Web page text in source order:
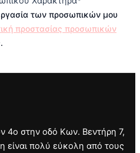
των προσωπικών μου
προστασίας προσωπικών
4ο στην οδό Κων. Βεντήρη 7,
είναι πολύ εύκολη από τους